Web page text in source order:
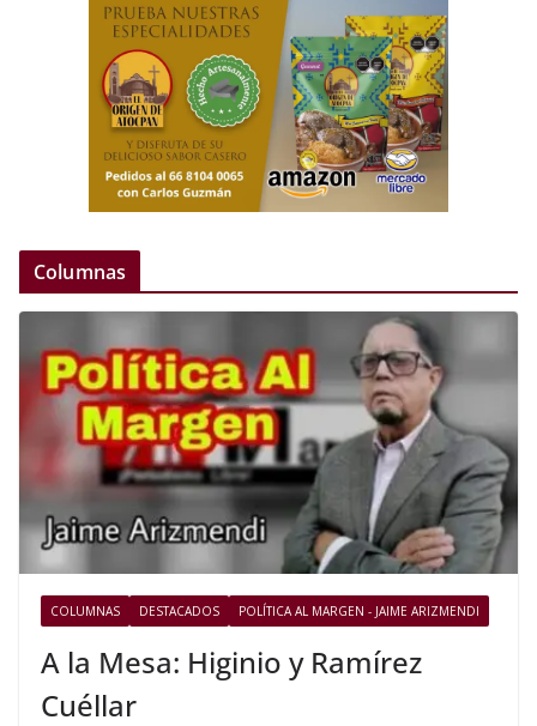
Columnas
COLUMNAS DESTACADOS POLÍTICA AL MARGEN - JAIME ARIZMENDI
A la Mesa: Higinio y Ramírez
Cuéllar